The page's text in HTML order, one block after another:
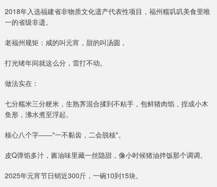
2018年入选福建省非物质文化遗产代表性项目，福州糯叽叽美食里唯
一的省级非遗。
老福州规矩：咸的叫元宵，甜的叫汤圆，
打光绪年间就这么分，雷打不动。
做法实在：
七分糯米三分粳米，生熟荠混合揉到不粘手，包鲜猪肉馅，捏成小木
鱼形，沸水煮至浮起。
核心八个字——"一不黏齿，二会脱核"。
皮Q弹馅多汁，酱油味里藏一丝隐甜，像小时候猪油拌饭那个调调。
2025年元宵节日销近300斤，一碗10到15块。